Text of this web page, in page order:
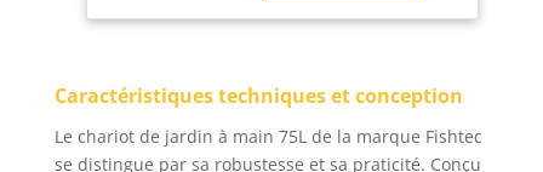
adaptés à tout terrain.
🌿 BASCULANTE - Le
chariot 4 roues
bénéficie d’une benne
Caractéristiques techniques et conception
Le chariot de jardin à main 75L de la marque Fishtec
se distingue par sa robustesse et sa praticité. Conçu